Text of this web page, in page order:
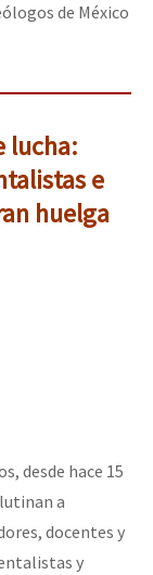
de México
lucha:
e
huelga
desde hace 15
a
docentes y
y